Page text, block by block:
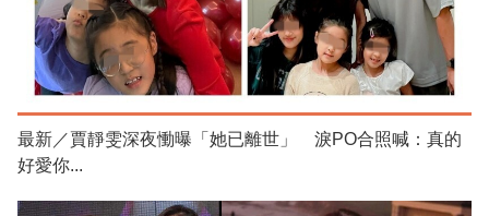
最新／賈靜雯深夜慟曝「她已離世」 淚PO合照喊：真的
好愛你...